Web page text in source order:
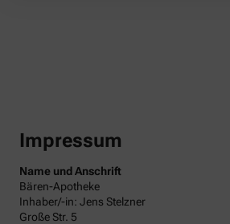
Impressum
Name und Anschrift
Bären-Apotheke
Inhaber/-in: Jens Stelzner
Große Str. 5